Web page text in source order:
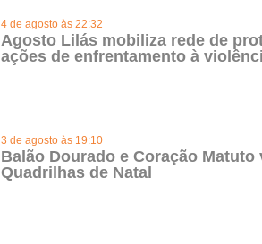
4 de agosto às 22:32
Agosto Lilás mobiliza rede de
ações de enfrentamento à
3 de agosto às 19:10
Balão Dourado e Coração Matuto
Quadrilhas de Natal